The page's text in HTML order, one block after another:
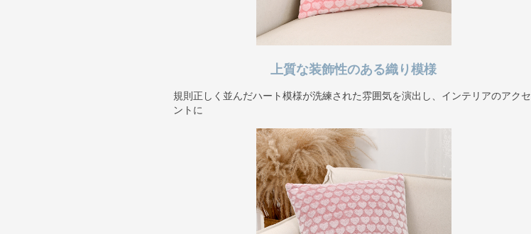
上質な装飾性のある織り模様
規則正しく並んだハート模様が洗練された雰囲気を演出し、インテリアのアクセ
ントに